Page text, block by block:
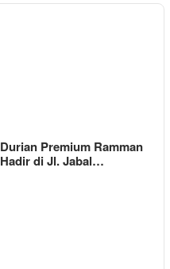
Durian Premium Ramman
Hadir di Jl. Jabal…